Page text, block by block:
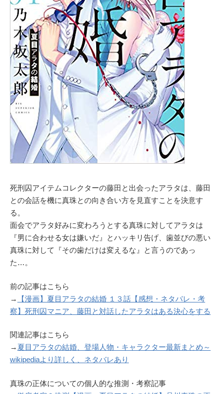
死刑囚アイテムコレクターの藤田と出会ったアラタは、藤田
との会話を機に真珠との向き合い方を見直すことを決意す
る。
面会でアラタ好みに変わろうとする真珠に対してアラタは
『男に合わせる女は嫌いだ』とハッキリ告げ、歯並びの悪い
真珠に対して『その歯だけは変えるな』と言うのであっ
た…。
前の記事はこちら
→
【漫画】夏目アラタの結婚 １３話【感想・ネタバレ・考
察】死刑囚マニア、藤田と対話したアラタはある決心をする
関連記事はこちら
→ 夏目アラタの結婚、登場人物・キャラクター最新まとめ～
wikipediaより詳しく、ネタバレあり
真珠の正体についての個人的な推測・考察記事